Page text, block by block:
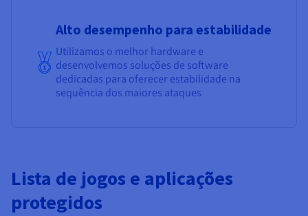
Alto desempenho para estabilidade
Utilizamos o melhor hardware e
desenvolvemos soluções de software
dedicadas para oferecer estabilidade na
sequência dos maiores ataques
Lista de jogos e aplicações
protegidos